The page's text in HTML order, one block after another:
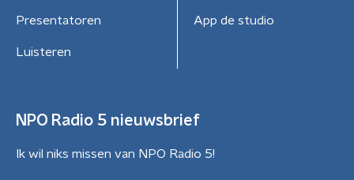
Presentatoren
Luisteren
App de studio
NPO Radio 5 nieuwsbrief
Ik wil niks missen van NPO Radio 5!